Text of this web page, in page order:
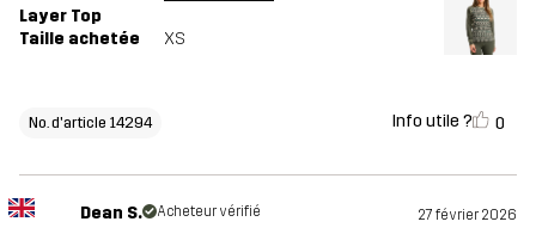
Layer Top
Taille achetée XS
No. d'article 14294 Info utile ? 0
Dean S. Acheteur vérifié 27 février 2026